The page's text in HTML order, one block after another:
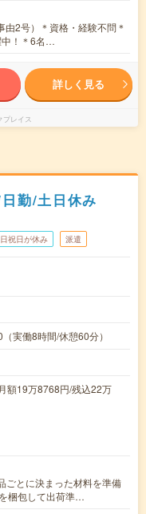
2号）＊資格・経験不問＊
中！＊6名…
詳しく見る
プレイス
勤/土日休み
祝日が休み 派遣
実働8時間/休憩60分）
19万8768円/残込22万
ごとに決まった材料を準備
梱包して出荷準…